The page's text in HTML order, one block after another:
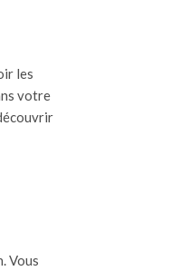
les
votre
Vous